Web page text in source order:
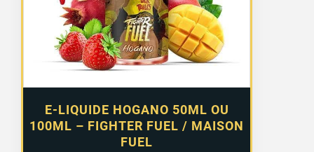
E-LIQUIDE HOGANO 50ML OU
100ML – FIGHTER FUEL / MAISON
FUEL
à
15,99 €